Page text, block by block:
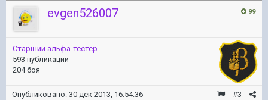
99
evgen526007
Старший альфа-тестер
593 публикации
204 боя
#3
Опубликовано: 30 дек 2013, 16:54:36